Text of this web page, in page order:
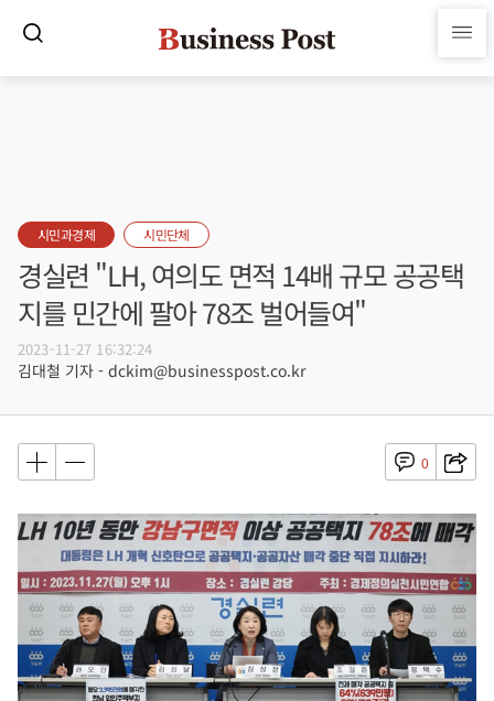
시민과경제 시민단체
경실련 "LH, 여의도 면적 14배 규모 공공택
지를 민간에 팔아 78조 벌어들여"
2023-11-27 16:32:24
김대철 기자 - dckim@businesspost.co.kr
0